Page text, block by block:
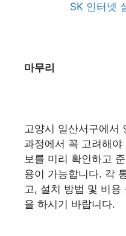
SK 인터넷
마무리
고양시 일산서구에서
과정에서 꼭 고려해
보를 미리 확인하고
용이 가능합니다. 각
고, 설치 방법 및 비용
을 하시기 바랍니다.